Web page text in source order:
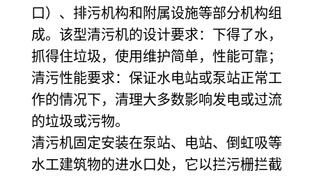
口）、排污机构和附属设施等部分机构组
成。该型清污机的设计要求：下得了水，
抓得住垃圾，使用维护简单，性能可靠；
清污性能要求：保证水电站或泵站正常工
作的情况下，清理大多数影响发电或过流
的垃圾或污物。
清污机固定安装在泵站、电站、倒虹吸等
水工建筑物的进水口处，它以拦污栅拦截